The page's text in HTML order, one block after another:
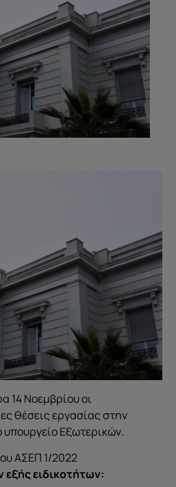
14 Νοεμβρίου οι
θέσεις εργασίας στην
Εξωτερικών.
ΑΣΕΠ 1/2022
εξής ειδικοτήτων: